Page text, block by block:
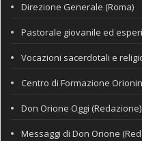
Direzione Generale (Roma)
Pastorale giovanile ed
Vocazioni sacerdotali e
Centro di Formazione
Don Orione Oggi (Redazione)
Messaggi di Don Orione